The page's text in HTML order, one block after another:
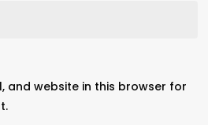
and website in this browser for